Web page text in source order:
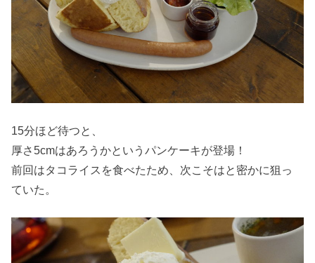
15分ほど待つと、
厚さ5cmはあろうかというパンケーキが登場！
前回はタコライスを食べたため、次こそはと密かに狙っ
ていた。